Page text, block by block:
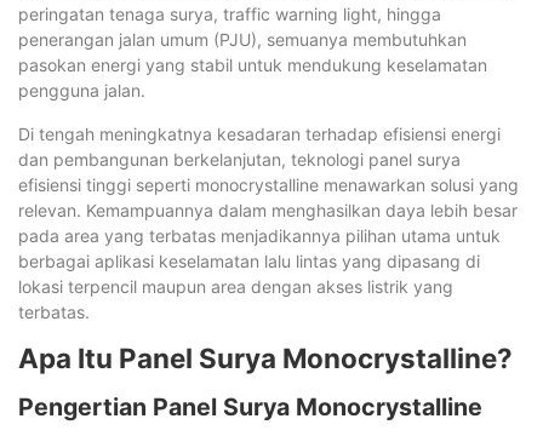
peringatan tenaga surya, traffic warning light, hingga
penerangan jalan umum (PJU), semuanya membutuhkan
pasokan energi yang stabil untuk mendukung keselamatan
pengguna jalan.
Di tengah meningkatnya kesadaran terhadap efisiensi energi
dan pembangunan berkelanjutan, teknologi panel surya
efisiensi tinggi seperti monocrystalline menawarkan solusi yang
relevan. Kemampuannya dalam menghasilkan daya lebih besar
pada area yang terbatas menjadikannya pilihan utama untuk
berbagai aplikasi keselamatan lalu lintas yang dipasang di
lokasi terpencil maupun area dengan akses listrik yang
terbatas.
Apa Itu Panel Surya Monocrystalline?
Pengertian Panel Surya Monocrystalline